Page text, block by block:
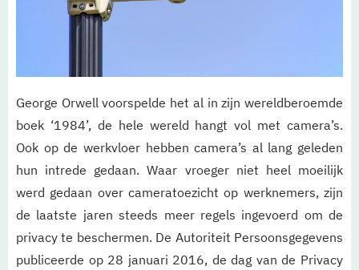
George Orwell voorspelde het al in zijn wereldberoemde
boek ‘1984’, de hele wereld hangt vol met camera’s.
Ook op de werkvloer hebben camera’s al lang geleden
hun intrede gedaan. Waar vroeger niet heel moeilijk
werd gedaan over cameratoezicht op werknemers, zijn
de laatste jaren steeds meer regels ingevoerd om de
privacy te beschermen. De Autoriteit Persoonsgegevens
publiceerde op 28 januari 2016, de dag van de Privacy